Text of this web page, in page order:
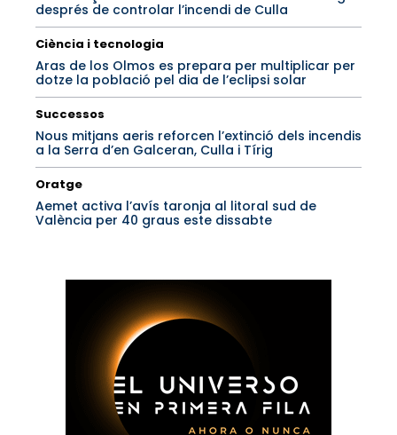
després de controlar l’incendi de Culla
Ciència i tecnologia
Aras de los Olmos es prepara per multiplicar per
dotze la població pel dia de l’eclipsi solar
Successos
Nous mitjans aeris reforcen l’extinció dels incendis
a la Serra d’en Galceran, Culla i Tírig
Oratge
Aemet activa l’avís taronja al litoral sud de
València per 40 graus este dissabte